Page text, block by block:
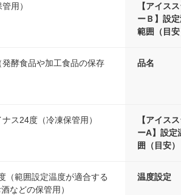
用）
【アイス
ーＢ】設
範囲（目安
酵食品や加工食品の保存
品名
ス24度（冷凍保管用）
【アイス
ーA】設定
囲（目安）
（範囲設定温度が適合する
などの保管用）
温度設定